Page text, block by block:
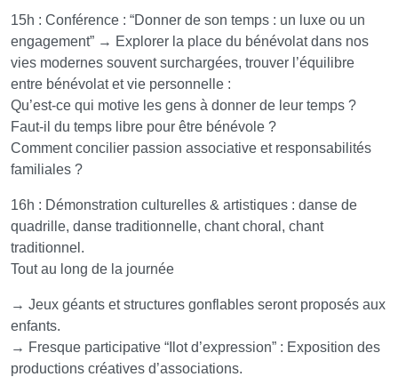
15h : Conférence : “Donner de son temps : un luxe ou un
engagement” → Explorer la place du bénévolat dans nos
vies modernes souvent surchargées, trouver l’équilibre
entre bénévolat et vie personnelle :
Qu’est-ce qui motive les gens à donner de leur temps ?
Faut-il du temps libre pour être bénévole ?
Comment concilier passion associative et responsabilités
familiales ?
16h : Démonstration culturelles & artistiques : danse de
quadrille, danse traditionnelle, chant choral, chant
traditionnel.
Tout au long de la journée
→ Jeux géants et structures gonflables seront proposés aux
enfants.
→ Fresque participative “Ilot d’expression” : Exposition des
productions créatives d’associations.